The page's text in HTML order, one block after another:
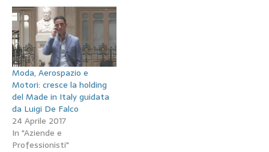
Moda, Aerospazio e
Motori: cresce la holding
del Made in Italy guidata
da Luigi De Falco
24 Aprile 2017
In "Aziende e
Professionisti"